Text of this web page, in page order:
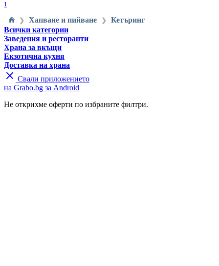
1
❯ Хапване и пийване ❯
Кетъринг
Всички категории
Заведения и ресторанти
Храна за вкъщи
Екзотична кухня
Доставка на храна
Свали приложението
на Grabo.bg за Android
Не открихме оферти по избраните филтри.